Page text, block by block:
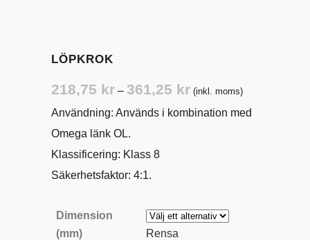
LÖPKROK
218,75 kr – 361,25 krPrisintervall:
218,75 kr
(inkl. moms)
Användning: Används i kombination med
Omega länk OL.
Klassificering: Klass 8
Säkerhetsfaktor: 4:1.
Dimension
(mm)
Rensa